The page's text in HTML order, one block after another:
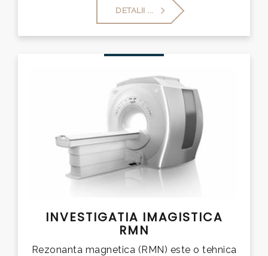
DETALII ...
INVESTIGATIA IMAGISTICA
RMN
Rezonanta magnetica (RMN) este o tehnica